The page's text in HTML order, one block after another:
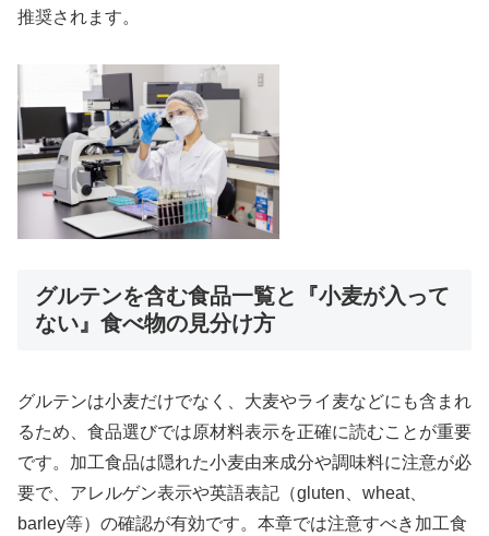
推奨されます。
グルテンを含む食品一覧と『小麦が入って
ない』食べ物の見分け方
グルテンは小麦だけでなく、大麦やライ麦などにも含まれ
るため、食品選びでは原材料表示を正確に読むことが重要
です。加工食品は隠れた小麦由来成分や調味料に注意が必
要で、アレルゲン表示や英語表記（gluten、wheat、
barley等）の確認が有効です。本章では注意すべき加工食